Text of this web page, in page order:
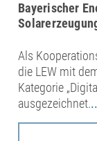
Bayerischer
Als
die LEW mit
Kategorie
ausgezeichnet.